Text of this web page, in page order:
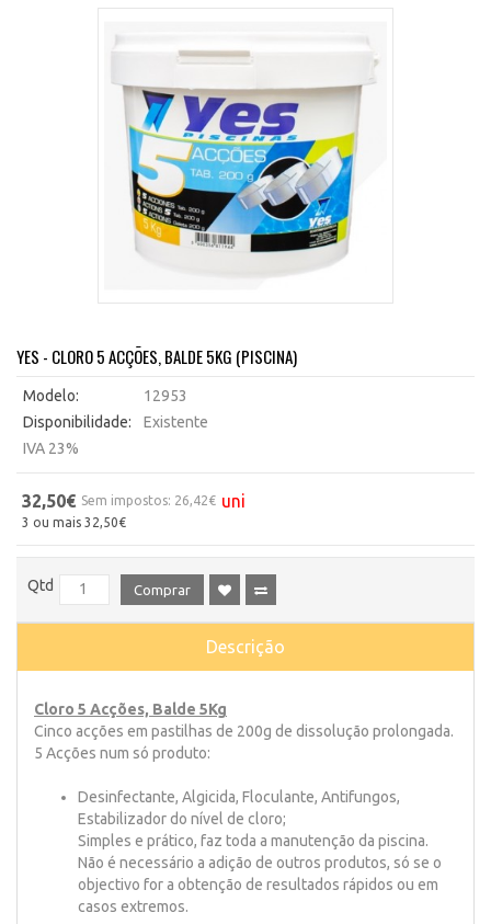
YES - CLORO 5 ACÇÕES, BALDE 5KG (PISCINA)
Modelo:
12953
Disponibilidade:
Existente
IVA 23%
32,50€ Sem impostos: 26,42€ uni
3 ou mais 32,50€
Qtd Comprar
Descrição
Cloro 5 Acções, Balde 5Kg
Cinco acções em pastilhas de 200g de dissolução prolongada.
5 Acções num só produto:
Desinfectante, Algicida, Floculante, Antifungos,
Estabilizador do nível de cloro;
Simples e prático, faz toda a manutenção da piscina.
Não é necessário a adição de outros produtos, só se o
objectivo for a obtenção de resultados rápidos ou em
casos extremos.